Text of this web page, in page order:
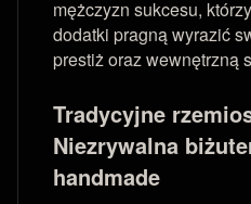
mężczyzn sukcesu,
dodatki pragną wyrazić
prestiż oraz wewnętrzną
Tradycyjne
Niezrywalna
handmade